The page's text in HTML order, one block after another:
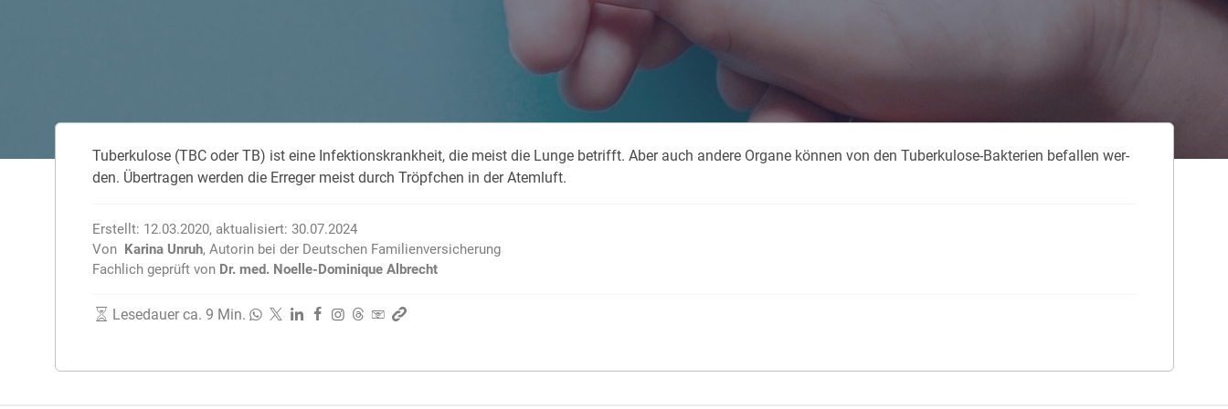
Würmer, Wurmkur & Entwurmung
Tierarztkosten für Hunde 2025
Krank im Urlaub
Packliste Urlaub
Portugal Urlaub
Ausfalldeckung in der Haftpflicht
Kurzschluss und Überspannung
Tu­ber­ku­lo­se (TBC oder TB) ist eine In­fek­ti­ons­krank­heit, die meist die Lun­ge be­trifft. Aber auch an­de­re Or­ga­ne kön­nen von den Tu­ber­ku­lo­se-Bak­te­ri­en be­fal­len wer­
den. Über­tra­gen wer­den die Er­re­ger meist durch Tröpf­chen in der Atem­luft.
Erstellt: 12.03.2020, aktualisiert: 30.07.2024
Von Karina Unruh, Autorin bei der Deutschen Familienversicherung
Fachlich geprüft von Dr. med. Noelle-Dominique Albrecht
Lesedauer ca. 9 Min.